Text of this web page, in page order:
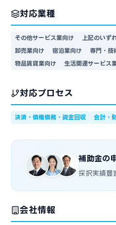
対応業種
その他サービス業向け 上記のいず
卸売業向け
宿泊業向け 専門・技
物品賃貸業向け
生活関連サービス
対応プロセス
決済・債権債務・資金回収 会計・
補助金の
採択実績豊
会社情報